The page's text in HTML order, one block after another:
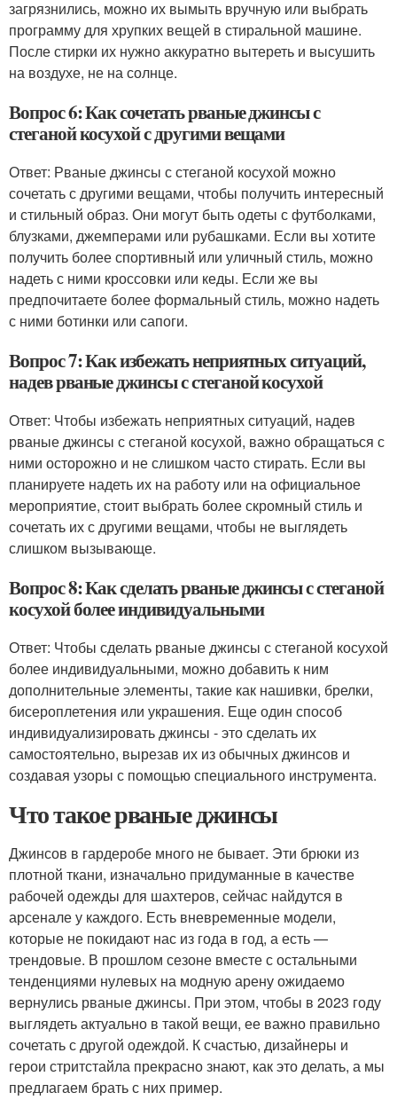
загрязнились, можно их вымыть вручную или выбрать
программу для хрупких вещей в стиральной машине.
После стирки их нужно аккуратно вытереть и высушить
на воздухе, не на солнце.
Вопрос 6: Как сочетать рваные джинсы с
стеганой косухой с другими вещами
Ответ: Рваные джинсы с стеганой косухой можно
сочетать с другими вещами, чтобы получить интересный
и стильный образ. Они могут быть одеты с футболками,
блузками, джемперами или рубашками. Если вы хотите
получить более спортивный или уличный стиль, можно
надеть с ними кроссовки или кеды. Если же вы
предпочитаете более формальный стиль, можно надеть
с ними ботинки или сапоги.
Вопрос 7: Как избежать неприятных ситуаций,
надев рваные джинсы с стеганой косухой
Ответ: Чтобы избежать неприятных ситуаций, надев
рваные джинсы с стеганой косухой, важно обращаться с
ними осторожно и не слишком часто стирать. Если вы
планируете надеть их на работу или на официальное
мероприятие, стоит выбрать более скромный стиль и
сочетать их с другими вещами, чтобы не выглядеть
слишком вызывающе.
Вопрос 8: Как сделать рваные джинсы с стеганой
косухой более индивидуальными
Ответ: Чтобы сделать рваные джинсы с стеганой косухой
более индивидуальными, можно добавить к ним
дополнительные элементы, такие как нашивки, брелки,
бисероплетения или украшения. Еще один способ
индивидуализировать джинсы - это сделать их
самостоятельно, вырезав их из обычных джинсов и
создавая узоры с помощью специального инструмента.
Что такое рваные джинсы
Джинсов в гардеробе много не бывает. Эти брюки из
плотной ткани, изначально придуманные в качестве
рабочей одежды для шахтеров, сейчас найдутся в
арсенале у каждого. Есть вневременные модели,
которые не покидают нас из года в год, а есть —
трендовые. В прошлом сезоне вместе с остальными
тенденциями нулевых на модную арену ожидаемо
вернулись рваные джинсы. При этом, чтобы в 2023 году
выглядеть актуально в такой вещи, ее важно правильно
сочетать с другой одеждой. К счастью, дизайнеры и
герои стритстайла прекрасно знают, как это делать, а мы
предлагаем брать с них пример.